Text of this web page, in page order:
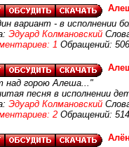
вариант - в исполнении
Эдуард Колмановский
1 Обращений:
над горою Алеша..."
песня в исполнении
Эдуард Колмановский
2 Обращений: